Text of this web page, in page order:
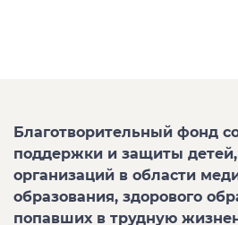
Благотворительный фонд
поддержки и защиты
организаций в области
образования, здорового
попавших в трудную